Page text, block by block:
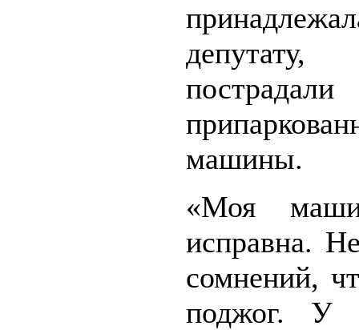
машины.
«Моя
исправна.
сомнений,
поджог. У